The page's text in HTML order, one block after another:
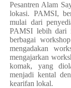
Pesantren Alam
lokasi. PAMSI,
mulai dari
PAMSI lebih dari
berbagai
mengadakan
mengajarkan
komak, yang
menjadi kental
kearifan lokal.